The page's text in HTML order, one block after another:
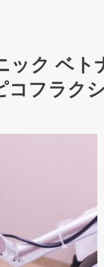
ック ベト
コフラク